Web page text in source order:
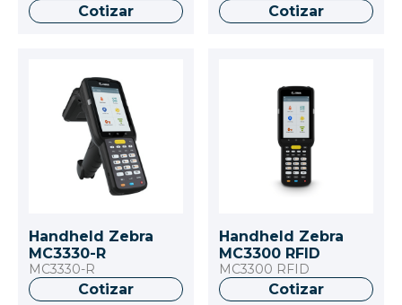
Cotizar Cotizar
Handheld Zebra
MC3330-R
MC3330-R
Cotizar
Handheld Zebra
MC3300 RFID
MC3300 RFID
Cotizar